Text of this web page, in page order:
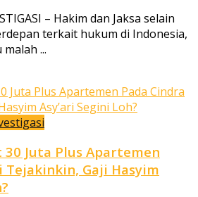
– Hakim dan Jaksa selain
terkait hukum di Indonesia,
...
Juta Plus Apartemen
Tejakinkin, Gaji Hasyim